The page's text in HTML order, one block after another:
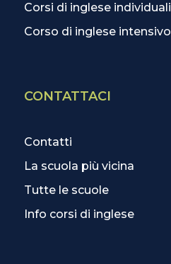
Corsi di inglese individuali
Corso di inglese intensivo
CONTATTACI
Contatti
La scuola più vicina
Tutte le scuole
Info corsi di inglese